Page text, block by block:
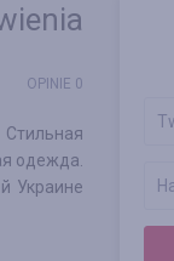
OPINIE 0
одежда.
Украине